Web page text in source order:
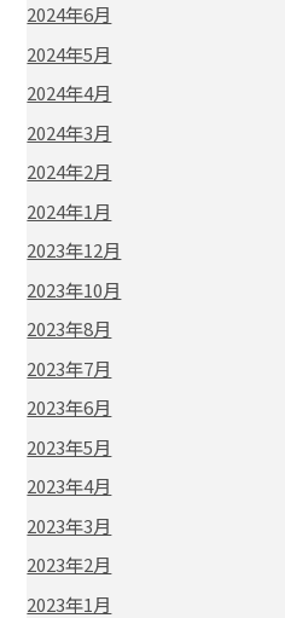
2024年6月
2024年5月
2024年4月
2024年3月
2024年2月
2024年1月
2023年12月
2023年10月
2023年8月
2023年7月
2023年6月
2023年5月
2023年4月
2023年3月
2023年2月
2023年1月